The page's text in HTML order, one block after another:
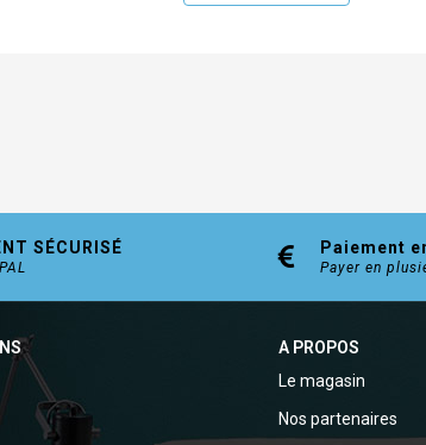
SÉCURISÉ Paiement
Payer en
A PROPOS
Le magasin
Nos partenaires